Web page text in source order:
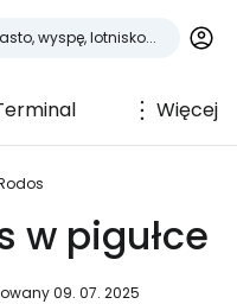
Więcej
w pigułce
09. 07. 2025
podróżniczej